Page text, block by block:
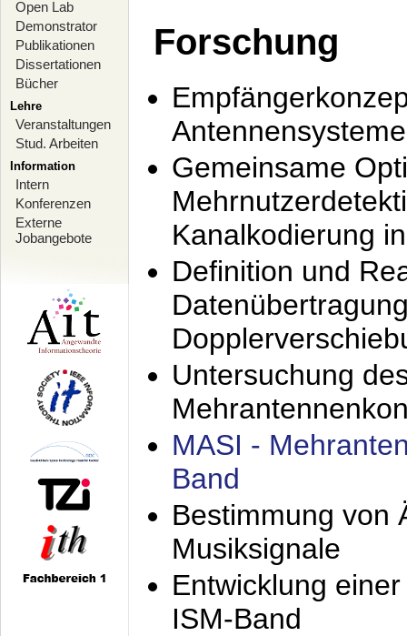
Open Lab
Demonstrator
Publikationen
Dissertationen
Bücher
Lehre
Veranstaltungen
Stud. Arbeiten
Information
Intern
Konferenzen
Externe
Jobangebote
Forschung
Antennensysteme
Gemeinsame
Kanalkodierung
Definition und
Untersuchung
MASI -
Band
Bestimmung von
Musiksignale
Entwicklung
ISM-Band